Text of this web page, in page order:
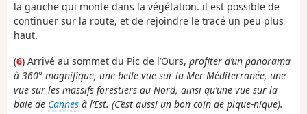
la gauche qui monte dans la végétation. il est possible de
continuer sur la route, et de rejoindre le tracé un peu plus
haut.
(6) Arrivé au sommet du Pic de l’Ours, profiter d’un panorama
à 360° magnifique, une belle vue sur la Mer Méditerranée, une
vue sur les massifs forestiers au Nord, ainsi qu’une vue sur la
baie de Cannes à l’Est. (C’est aussi un bon coin de pique-nique).